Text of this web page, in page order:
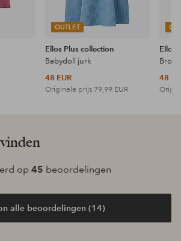
OUTLET
Ellos Plus collection
Babydoll jurk
48 EUR
Originele prijs 79,99 EUR
Ellos
48
op 45 beoordelingen
alle beoordelingen (14)